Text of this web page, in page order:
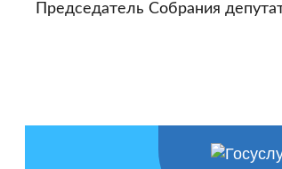
Председатель Собрания